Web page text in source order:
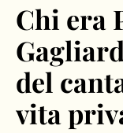
Chi era
del
vita